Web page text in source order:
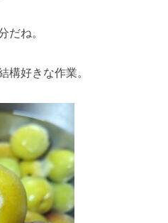
だね。
構好きな作業。